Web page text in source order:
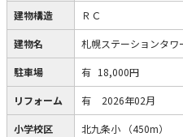
建物構造 ＲＣ
建物名 札幌ステーションタワ
駐車場 有 18,000円
リフォーム 有 2026年02月
小学校区 北九条小 （450m）